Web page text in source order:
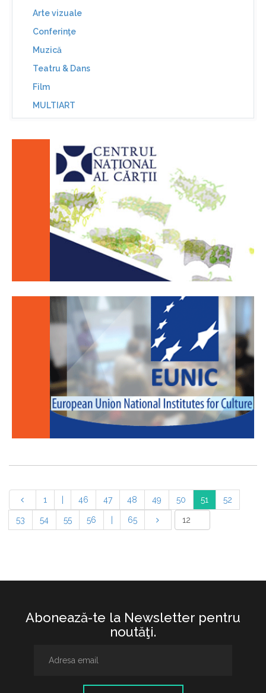
Arte vizuale
Conferinţe
Muzică
Teatru & Dans
Film
MULTIART
1 46 47 48 49 50 51 52
53 54 55 56 65
Abonează-te la Newsletter pentru
noutăţi.